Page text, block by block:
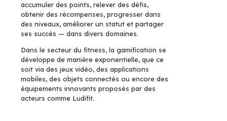
accumuler des points, relever des défis,
obtenir des récompenses, progresser dans
des niveaux, améliorer un statut et partager
ses succès — dans divers domaines.
Dans le secteur du fitness, la gamification se
développe de manière exponentielle, que ce
soit via des jeux vidéo, des applications
mobiles, des objets connectés ou encore des
équipements innovants proposés par des
acteurs comme Ludifit.